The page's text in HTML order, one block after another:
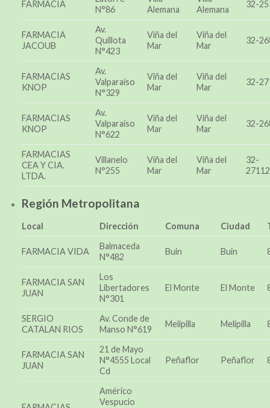
FARMACIA
N°86
Alemana
Alemana
32-
FARMACIA
JACOUB
Av.
Quillota
N°423
Viña del
Mar
Viña del
Mar
32-
FARMACIAS
KNOP
Av.
Valparaíso
N°329
Viña del
Mar
Viña del
Mar
32-
FARMACIAS
KNOP
Av.
Valparaíso
N°622
Viña del
Mar
Viña del
Mar
32-
FARMACIAS
CEA Y CIA.
LTDA.
Villanelo
N°255
Viña del
Mar
Viña del
Mar
32-
Región Metropolitana
Local Dirección Comuna Ciudad
FARMACIA VIDA
Balmaceda
N°482
Buin Buin
FARMACIA SAN
JUAN
Los
Libertadores
N°301
El Monte El Monte
SERGIO
CATALAN RIOS
Av. Conde de
Manso N°619
Melipilla Melipilla
FARMACIA SAN
JUAN
21 de Mayo
N°4555 Local
Cd
Peñaflor Peñaflor
Américo
Vespucio